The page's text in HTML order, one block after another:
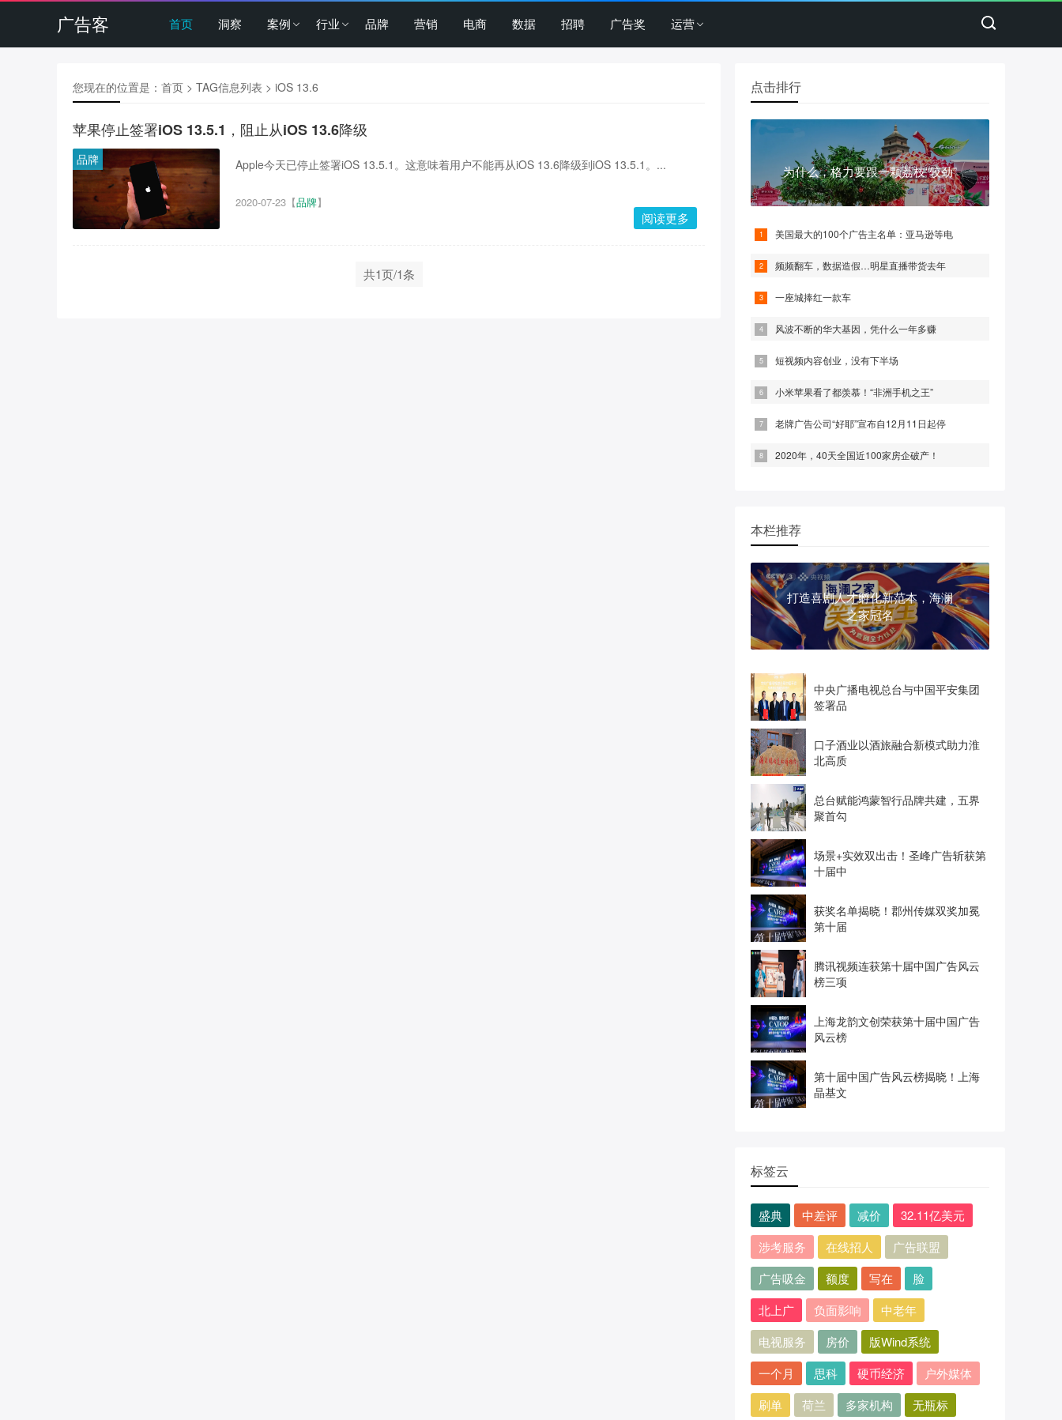
广告客 首页 洞察 案例 行业 品牌 营销 电商 数据 招聘 广告奖 运营
您现在的位置是： 首页 > TAG信息列表 > iOS 13.6
苹果停止签署iOS 13.5.1，阻止从iOS 13.6降级
品牌 Apple今天已停止签署iOS 13.5.1。这意味着用户不能再从iOS 13.6降级到iOS 13.5.1。...
2020-07-23【品牌】
阅读更多
共1页/1条
点击排行
为什么，格力要跟一颗荔枝“较劲”
美国最大的100个广告主名单：亚马逊等电
频频翻车，数据造假…明星直播带货去年
一座城捧红一款车
风波不断的华大基因，凭什么一年多赚
短视频内容创业，没有下半场
小米苹果看了都羡慕！“非洲手机之王”
老牌广告公司“好耶”宣布自12月11日起停
2020年，40天全国近100家房企破产！
本栏推荐
打造喜剧人才孵化新范本，海澜
之家冠名
中央广播电视总台与中国平安集团
签署品
口子酒业以酒旅融合新模式助力淮
北高质
总台赋能鸿蒙智行品牌共建，五界
聚首勾
场景+实效双出击！圣峰广告斩获第
十届中
获奖名单揭晓！郡州传媒双奖加冕
第十届
腾讯视频连获第十届中国广告风云
榜三项
上海龙韵文创荣获第十届中国广告
风云榜
第十届中国广告风云榜揭晓！上海
晶基文
标签云
盛典 中差评 减价
32.11亿美元
涉考服务
在线招人
广告联盟
广告吸金
额度 写在
脸
北上广
负面影响
中老年
电视服务
房价
版Wind系统
一个月
思科 硬币经济
户外媒体
刷单
荷兰 多家机构
无瓶标